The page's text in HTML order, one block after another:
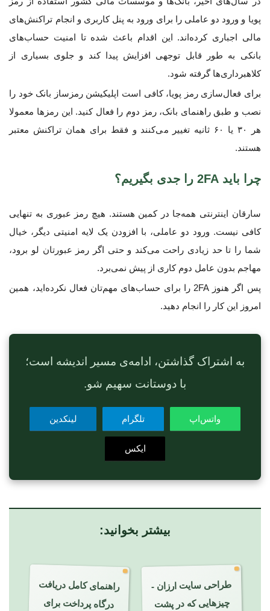
پویا و ورود دو عاملی را برای ورود به پنل کاربری و انجام تراکنش‌های
مالی اجباری کرده‌اند. این اقدام باعث شده تا امنیت حساب‌های
بانکی به طور قابل توجهی افزایش پیدا کند و جلوی بسیاری از
کلاهبرداری‌ها گرفته شود.
برای فعال‌سازی رمز پویا، کافی است اپلیکیشن رمزساز بانک خود را
نصب و طبق راهنمای بانک، رمز دوم را فعال کنید. این رمزها معمولا
هر ۳۰ یا ۶۰ ثانیه تغییر می‌کنند و فقط برای همان تراکنش معتبر
هستند.
چرا باید 2FA را جدی بگیریم؟
سارقان اینترنتی همه‌جا در کمین هستند. هیچ رمز عبوری به تنهایی
کافی نیست. ورود دو عاملی، با افزودن یک لایه امنیتی دیگر، خیال
شما را تا حد زیادی راحت می‌کند و حتی اگر رمز عبورتان لو برود،
مهاجم بدون عامل دوم کاری از پیش نمی‌برد.
پس اگر هنوز 2FA را برای حساب‌های مهم‌تان فعال نکرده‌اید، همین
امروز این کار را انجام دهید.
به اشتراک گذاشتن، ادامه‌ی مسیر اندیشه است؛
با دوستانت سهیم شو.
واتس‌اپ تلگرام لینکدین
ایکس
بیشتر بخوانید:
طراحی سایت ارزان -
چیزهایی که در پشت راهنمای کامل دریافت
درگاه پرداخت برای